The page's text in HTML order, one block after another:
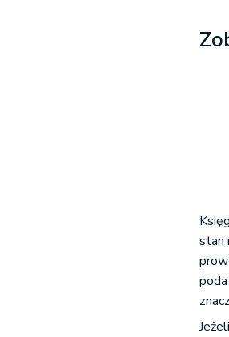
stan